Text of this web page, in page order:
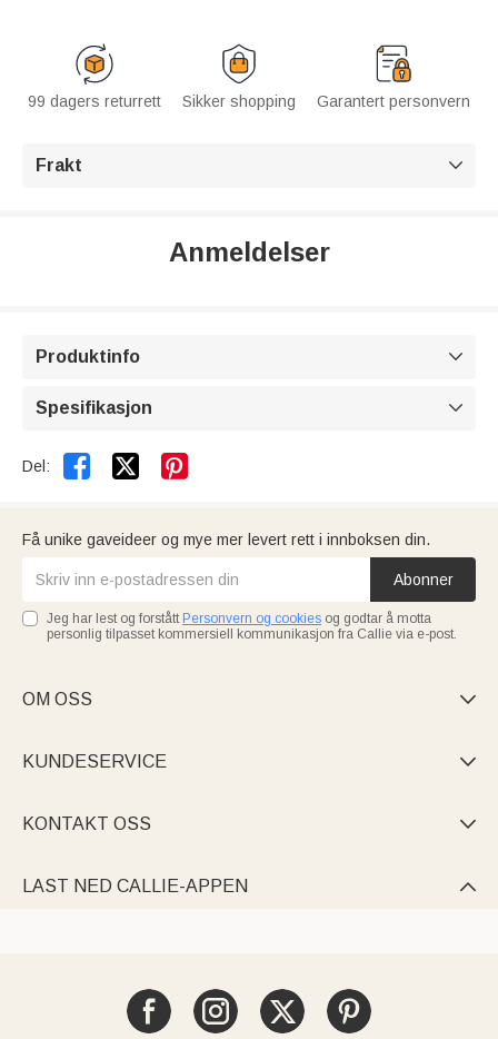
99 dagers returrett Sikker shopping Garantert personvern
Frakt 
Anmeldelser
Produktinfo 
Spesifikasjon 
Del:  
Få unike gaveideer og mye mer levert rett i innboksen din.
Abonner
Jeg har lest og forstått Personvern og cookies og godtar å motta
personlig tilpasset kommersiell kommunikasjon fra Callie via e-post.
OM OSS 
KUNDESERVICE 
KONTAKT OSS 
LAST NED CALLIE-APPEN 